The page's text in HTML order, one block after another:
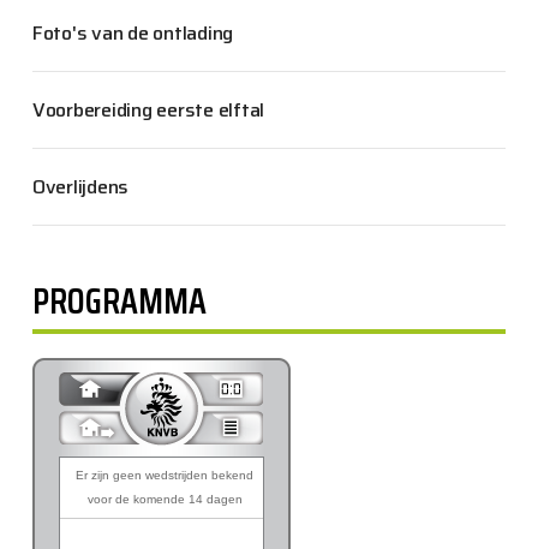
Foto's van de ontlading
Voorbereiding eerste elftal
Overlijdens
PROGRAMMA